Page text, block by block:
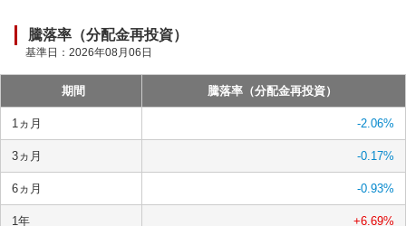
騰落率（分配金再投資）
基準日： 2026年08月06日
期間 騰落率（分配金再投資）
1ヵ月 -2.06%
3ヵ月 -0.17%
6ヵ月 -0.93%
1年 +6.69%